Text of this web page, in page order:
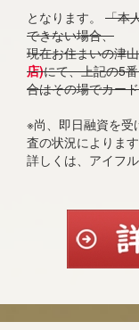
となります。 「本
できない場合、
現在お住まいの津
店)にて、上記の5
合はその場でカー
※尚、即日融資を受
査の状況によります
詳しくは、アイフ